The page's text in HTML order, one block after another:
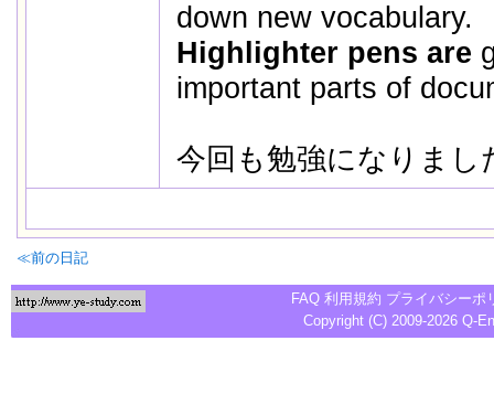
down new vocabulary.
Highlighter pens are
important parts of
今回も勉強になりまし
≪前の日記
FAQ 利用規約 プライバシーポ
Copyright (C) 2009-2026 Q-